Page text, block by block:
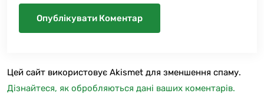
Цей сайт використовує Akismet для зменшення спаму.
Дізнайтеся, як обробляються дані ваших коментарів.